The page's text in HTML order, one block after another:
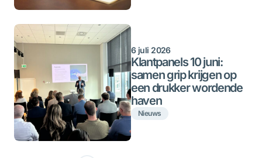
6 juli 2026
Klantpanels 10 juni:
samen grip krijgen op
een drukker wordende
haven
Nieuws